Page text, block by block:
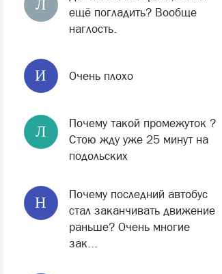
Л
ещё погладить? Вообще
наглость.
И Очень плохо
Л
Почему такой промежуток ?
Стою жду уже 25 минут на
подольских
Н
Почему последний автобус
стал заканчивать движение
раньше? Очень многие
зак...